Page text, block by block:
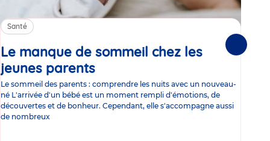
Santé
Le manque de sommeil chez les
jeunes parents
Le sommeil des parents : comprendre les nuits avec un nouveau-
né L'arrivée d'un bébé est un moment rempli d'émotions, de
découvertes et de bonheur. Cependant, elle s'accompagne aussi
de nombreux